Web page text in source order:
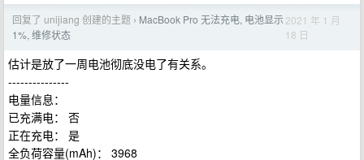
回复了 unijiang 创建的主题 › MacBook Pro 无法充电, 电池显示
1%, 维修状态
2021 年 1 月
18 日
估计是放了一周电池彻底没电了有关系。
---------------
电量信息：
已充满电： 否
正在充电： 是
全负荷容量(mAh)： 3968